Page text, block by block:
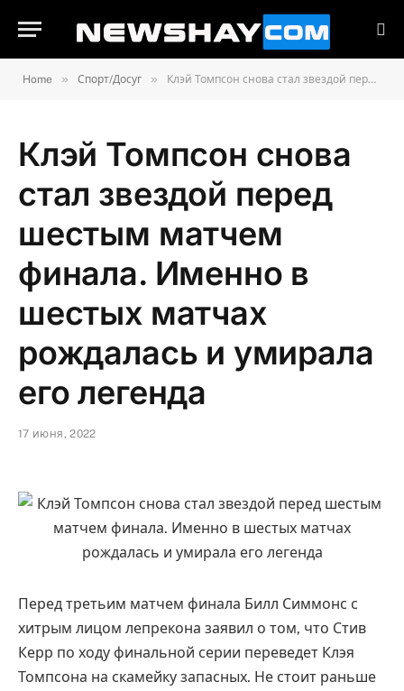
Home » Спорт/Досуг » Клэй Томпсон снова стал звездой перед шестым матчем финала. Именно в шестых матчах рождалась и умирала его легенда
Клэй Томпсон снова
стал звездой перед
шестым матчем
финала. Именно в
шестых матчах
рождалась и умирала
его легенда
17 июня, 2022
Перед третьим матчем финала Билл Симмонс с
хитрым лицом лепрекона заявил о том, что Стив
Керр по ходу финальной серии переведет Клэя
Томпсона на скамейку запасных. Не стоит раньше